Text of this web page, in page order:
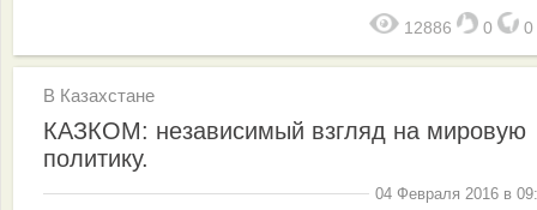
12886 0 0
В Казахстане
КАЗКОМ: независимый взгляд на мировую
политику.
04 Февраля 2016 в